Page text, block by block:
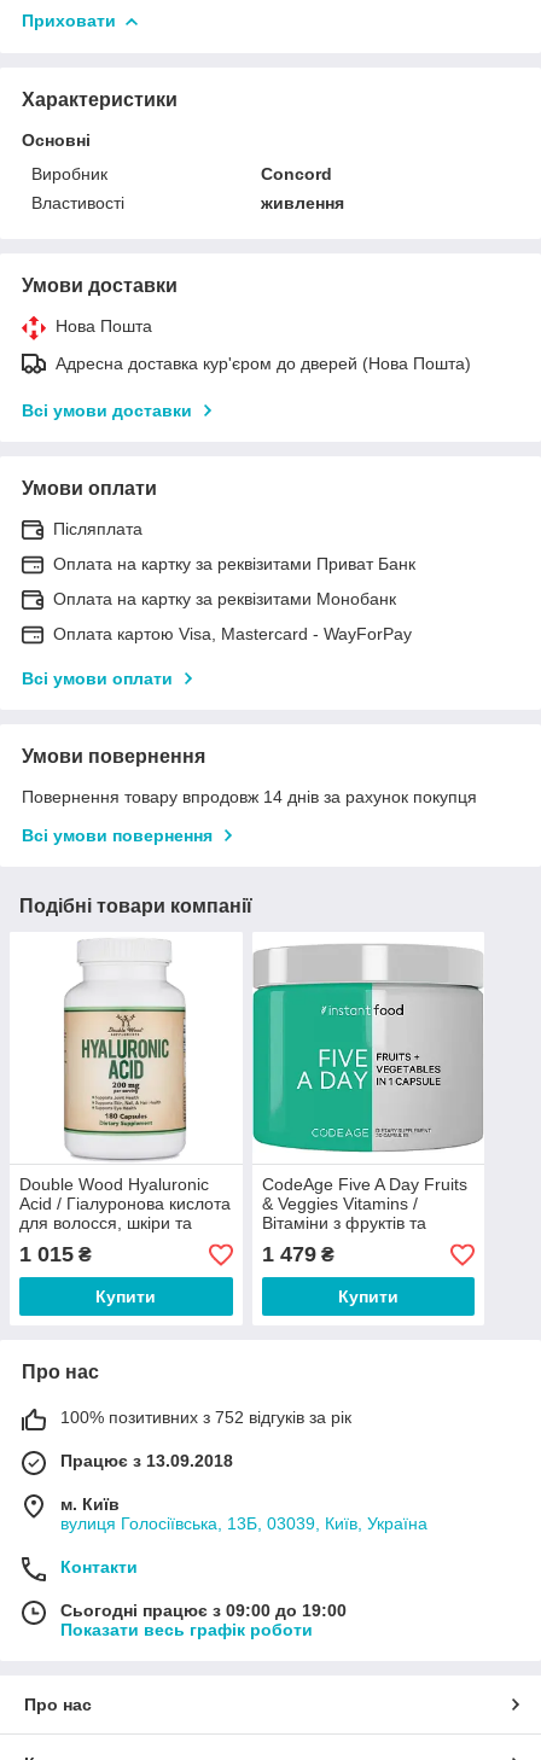
Приховати
Характеристики
Основні
Виробник
Concord
Властивості
живлення
Умови доставки
Нова Пошта
Адресна доставка кур'єром до дверей (Нова Пошта)
Всі умови доставки
Умови оплати
Післяплата
Оплата на картку за реквізитами Приват Банк
Оплата на картку за реквізитами Монобанк
Оплата картою Visa, Mastercard - WayForPay
Всі умови оплати
Умови повернення
Повернення товару впродовж 14 днів за рахунок покупця
Всі умови повернення
Подібні товари компанії
Double Wood Hyaluronic
Acid / Гіалуронова кислота
для волосся, шкіри та
нігтів 180 капсул
1 015 ₴
Купити
CodeAge Five A Day Fruits
& Veggies Vitamins /
Вітаміни з фруктів та
овочів 30 капсул
1 479₴
Купити
Про нас
100% позитивних з 752 відгуків за рік
Працює з 13.09.2018
м. Київ
вулиця Голосіївська, 13Б, 03039, Київ, Україна
Контакти
Сьогодні працює з 09:00 до 19:00
Показати весь графік роботи
Про нас